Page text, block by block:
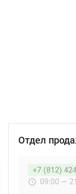
Отдел
+7 (812)
09:00 —